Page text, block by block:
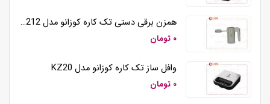
همزن برقی دستی تک کاره کوزانو مدل HM212
۰ تومان
وافل ساز تک کاره کوزانو مدل KZ20
۰ تومان